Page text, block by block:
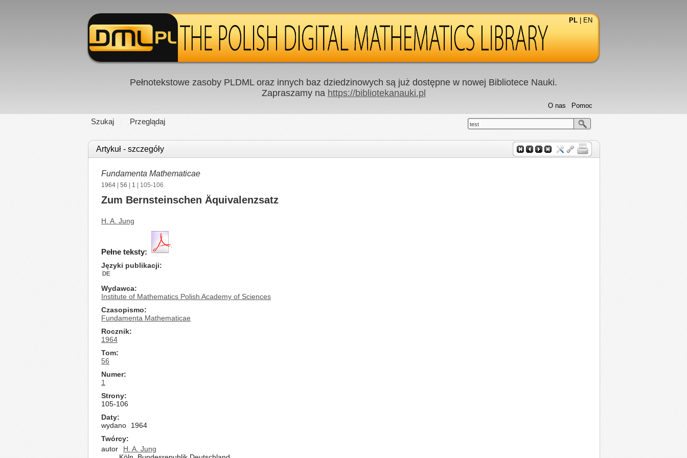
PL EN
Pełnotekstowe zasoby PLDML oraz innych baz dziedzinowych są już dostępne w nowej Bibliotece Nauki.
Zapraszamy na https://bibliotekanauki.pl
Szukaj Przeglądaj
Pomoc
O nas
test
Artykuł - szczegóły
Fundamenta Mathematicae
1964 56 1 | 105-106
Zum Bernsteinschen Äquivalenzsatz
H. A. Jung
Pełne teksty:
Języki publikacji
DE
Wydawca
Institute of Mathematics Polish Academy of Sciences
Czasopismo
Fundamenta Mathematicae
Rocznik
1964
Tom
56
Numer
1
Strony
105-106
Daty
wydano
1964
Twórcy
autor
H. A. Jung